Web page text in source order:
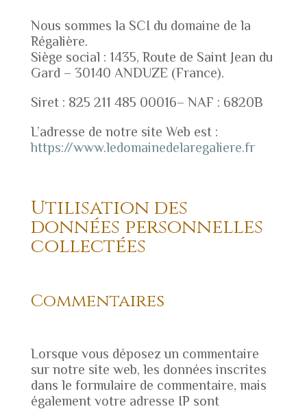
Nous sommes la SCI du domaine de la
Régalière.
Siège social : 1435, Route de Saint Jean du
Gard – 30140 ANDUZE (France).
Siret : 825 211 485 00016– NAF : 6820B
L’adresse de notre site Web est :
https://www.ledomainedelaregaliere.fr
Utilisation des
données personnelles
collectées
Commentaires
Lorsque vous déposez un commentaire
sur notre site web, les données inscrites
dans le formulaire de commentaire, mais
également votre adresse IP sont